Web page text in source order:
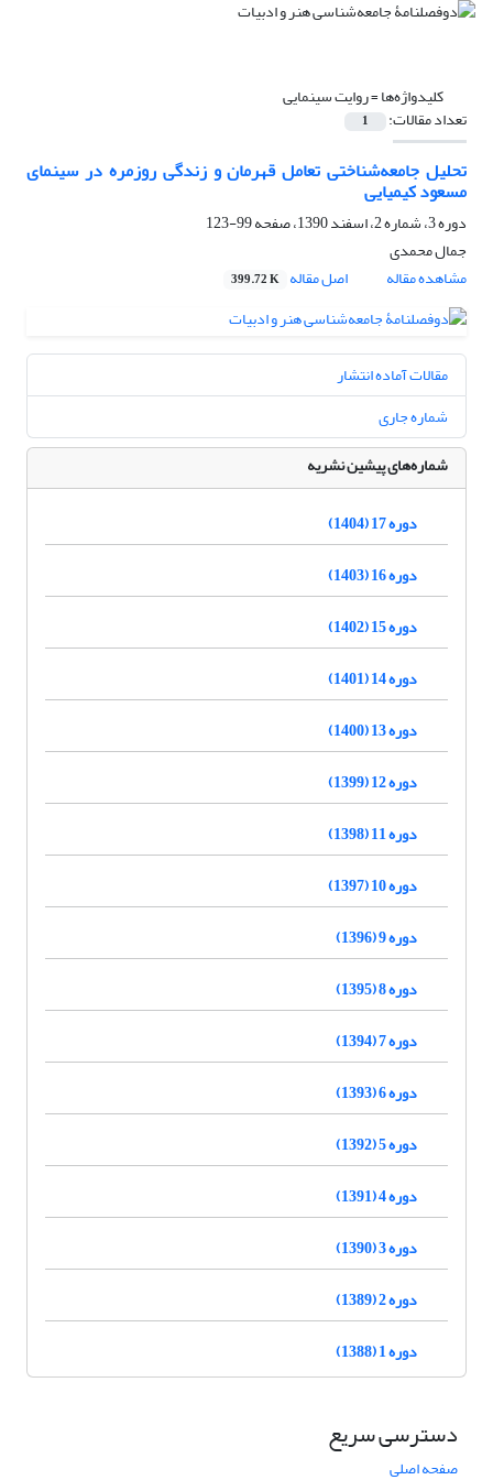
کلیدواژه‌ها =روایت سینمایی
تعداد مقالات: 1
تحلیل جامعه‌شناختی تعامل قهرمان و زندگی روزمره در سینمای
مسعود کیمیایی
دوره 3، شماره 2، اسفند 1390، صفحه
99-123
جمال محمدی
مشاهده مقاله
اصل مقاله 399.72 K
مقالات آماده انتشار
شماره جاری
شماره‌های پیشین نشریه
دوره 17 (1404)
دوره 16 (1403)
دوره 15 (1402)
دوره 14 (1401)
دوره 13 (1400)
دوره 12 (1399)
دوره 11 (1398)
دوره 10 (1397)
دوره 9 (1396)
دوره 8 (1395)
دوره 7 (1394)
دوره 6 (1393)
دوره 5 (1392)
دوره 4 (1391)
دوره 3 (1390)
دوره 2 (1389)
دوره 1 (1388)
دسترسی سریع
صفحه اصلی